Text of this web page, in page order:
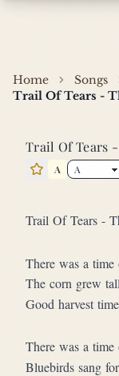
Home Songs
Trail Of Tears -
Trail Of Tears -
Star this song
A
Trail Of Tears -
There was a
The corn grew
Good harvest
There was a time
Bluebirds sang